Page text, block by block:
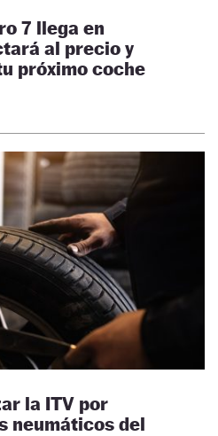
7 llega en
al precio y
próximo coche
la ITV por
neumáticos del